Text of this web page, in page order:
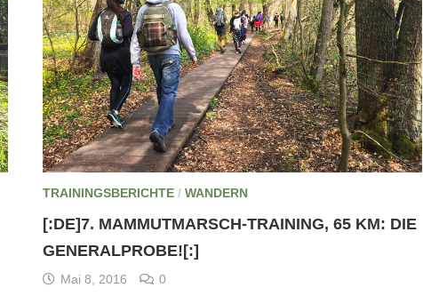
TRAININGSBERICHTE/ WANDERN
[:DE]7. MAMMUTMARSCH-TRAINING, 65 KM: DIE
GENERALPROBE![:]
Mai 8, 2016 0